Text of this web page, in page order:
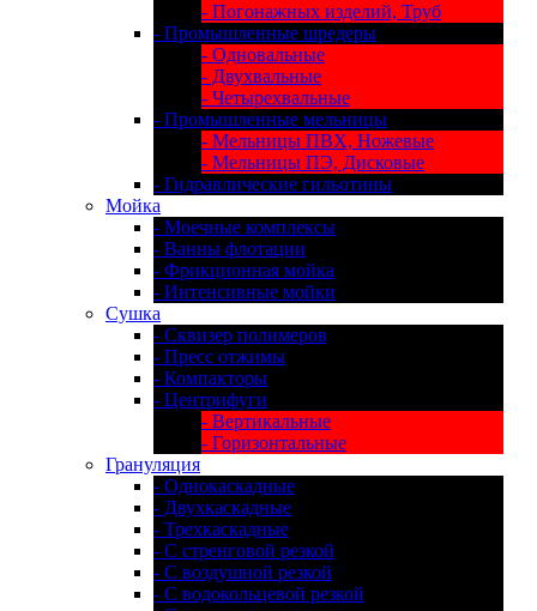
- Погонажных изделий, Труб
- Промышленные шредеры
- Одновальные
- Двухвальные
- Четырехвальные
- Промышленные мельницы
- Мельницы ПВХ, Ножевые
- Мельницы ПЭ, Дисковые
- Гидравлические гильотины
Мойка
- Моечные комплексы
- Ванны флотации
- Фрикционная мойка
- Интенсивные мойки
Сушка
- Сквизер полимеров
- Пресс отжимы
- Компакторы
- Центрифуги
- Вертикальные
- Горизонтальные
Грануляция
- Однокаскадные
- Двухкаскадные
- Трехкаскадные
- С стренговой резкой
- С воздушной резкой
- С водокольцевой резкой